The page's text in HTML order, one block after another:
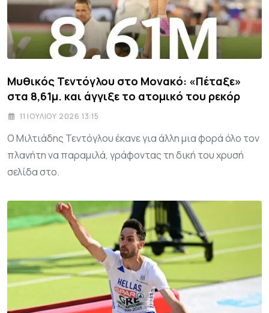
Μυθικός Τεντόγλου στο Μονακό: «Πέταξε»
στα 8,61μ. και άγγιξε το ατομικό του ρεκόρ
11 ΙΟΥΛΊΟΥ 2026 13:15
Ο Μιλτιάδης Τεντόγλου έκανε για άλλη μια φορά όλο τον
πλανήτη να παραμιλά, γράφοντας τη δική του χρυσή
σελίδα στο.